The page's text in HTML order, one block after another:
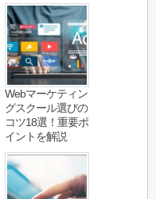
Webマーケティン
グスクール選びの
コツ18選！重要ポ
イントを解説